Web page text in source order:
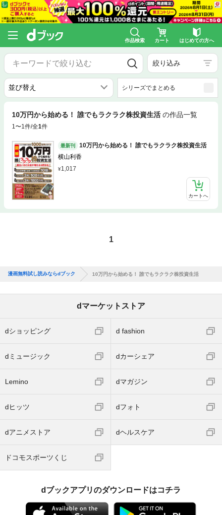
作品検索 カート はじめての方へ
絞り込み
シリーズでまとめる
10万円から始める！ 誰でもラクラク株投資生活 の作品一覧
1〜1件/全1件
最新刊
10万円から始める！ 誰でもラクラク株投資生活
横山利香
1,017
カートへ
1
漫画無料試し読みならdブック 10万円から始める！ 誰でもラクラク株投資生活
dマーケットストア
dショッピング d fashion
dミュージック dカーシェア
Lemino dマガジン
dヒッツ dフォト
dアニメストア dヘルスケア
ドコモスポーツくじ
dブックアプリのダウンロードはコチラ